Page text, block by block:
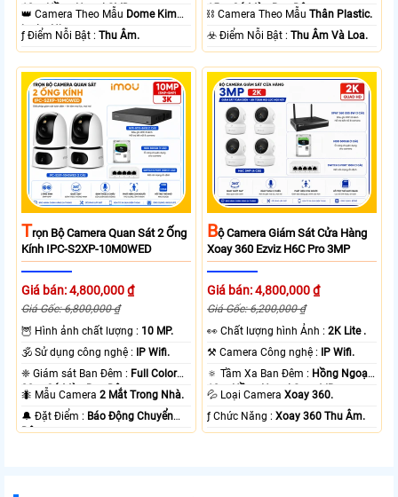
10m Hồng Ngoại SMD.
👑 Camera Theo Mẫu Dome Kim
loại + Nhựa.
️ƒ Điểm Nỗi Bật :Thu Âm.
15m Có Màu Ban Ðêm.
⛓ Camera Theo MẫuThân Plastic.
️☣️ Điểm Nỗi Bật :Thu Âm Và Loa.
TRọn Bộ Camera Quan Sát 2 Ống
Kính IPC-S2XP-10M0WED
Giá bán: 4,800,000 ₫
Giá Gốc: 6,800,000 ₫
🦉 Hình ảnh chất lượng : 10 MP.
🕉️ Sử dụng công nghệ : IP Wifi.
❈ Giám sát Ban Đêm : Full Color
20m Có Màu Ban Ðêm.
🐜 Mẫu Camera2 Mắt Trong Nhà.
️🔔 Đặt Điểm : Báo Động Chuyển
Động.
BỘ Camera Giám Sát Cửa Hàng
Xoay 360 Ezviz H6C Pro 3MP
Giá bán: 4,800,000 ₫
Giá Gốc: 6,200,000 ₫
️👀 Chất lượng hình Ảnh :2K Lite .
⚒ Camera Công nghệ : IP Wifi.
🔅 Tầm Xa Ban Đêm : Hồng Ngoại
10m Hồng Ngoại Smart IR.
💦 Loại CameraXoay 360.
️ƒ Chức Năng :Xoay 360 Thu Âm.